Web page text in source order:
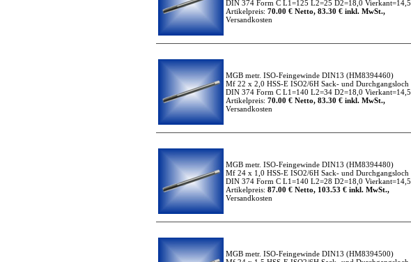
DIN 374 Form C L1=125 L2=25 D2=18,0 Vierkant=14,5
Artikelpreis: 70.00 € Netto, 83.30 € inkl. MwSt.,
Versandkosten
MGB metr. ISO-Feingewinde DIN13 (HM8394460)
Mf 22 x 2,0 HSS-E ISO2/6H Sack- und Durchgangsloch
DIN 374 Form C L1=140 L2=34 D2=18,0 Vierkant=14,5
Artikelpreis: 70.00 € Netto, 83.30 € inkl. MwSt.,
Versandkosten
MGB metr. ISO-Feingewinde DIN13 (HM8394480)
Mf 24 x 1,0 HSS-E ISO2/6H Sack- und Durchgangsloch
DIN 374 Form C L1=140 L2=28 D2=18,0 Vierkant=14,5
Artikelpreis: 87.00 € Netto, 103.53 € inkl. MwSt.,
Versandkosten
MGB metr. ISO-Feingewinde DIN13 (HM8394500)